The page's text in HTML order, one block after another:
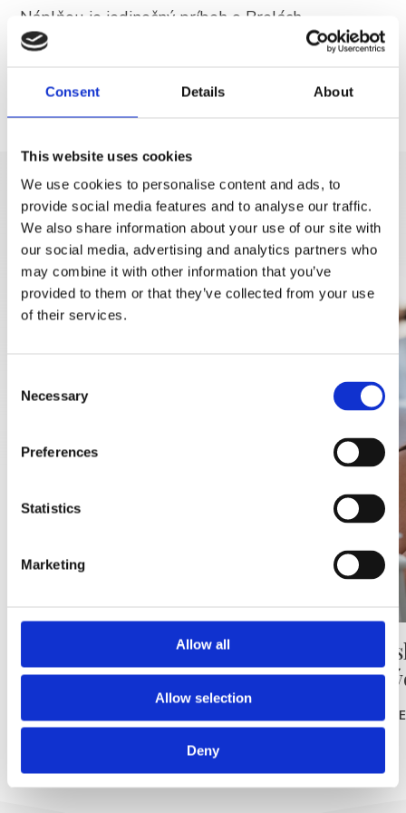
Consent Details About
This website uses cookies
We use cookies to personalise content and ads, to
provide social media features and to analyse our traffic.
We also share information about your use of our site with
our social media, advertising and analytics partners who
may combine it with other information that you’ve
provided to them or that they’ve collected from your use
of their services.
Selection
Necessary
Preferences
Statistics
Marketing
Allow all
Allow selection
Deny
Náplňou je jedinečný príbeh o Brelách.
Zaujímavý príbeh o histórii, kultúrnom dedičstve,
našej obce!
DISCOVER MORE
Ranná rekreácia – bezplatná
READ MORE